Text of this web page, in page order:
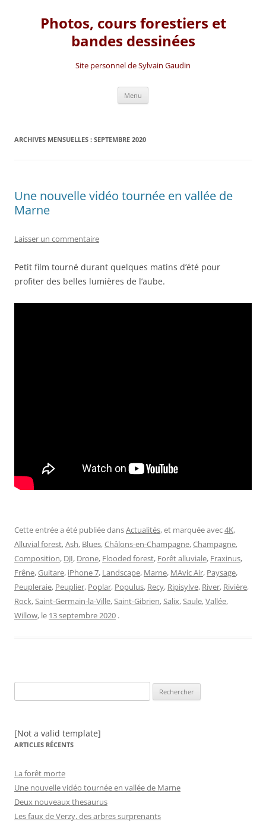
Photos, cours forestiers et
bandes dessinées
Site personnel de Sylvain Gaudin
Menu
ARCHIVES MENSUELLES : SEPTEMBRE 2020
Une nouvelle vidéo tournée en vallée de
Marne
Laisser un commentaire
Petit film tourné durant quelques matins d’été pour
profiter des belles lumières de l’aube.
Cette entrée a été publiée dansActualités, et marquée avec4K,
Alluvial forest,Ash, Blues,Châlons-en-Champagne,Champagne,
Composition, DJI, Drone, Flooded forest, Forêt alluviale, Fraxinus,
Frêne,Guitare, iPhone 7, Landscape, Marne, MAvic Air, Paysage,
Peupleraie, Peuplier, Poplar, Populus, Recy, Ripisylve, River, Rivière,
Rock,Saint-Germain-la-Ville,Saint-Gibrien,Salix,Saule,Vallée,
Willow, le 13 septembre 2020 .
[Not a valid template]
ARTICLES RÉCENTS
La forêt morte
Une nouvelle vidéo tournée en vallée de Marne
Deux nouveaux thesaurus
Les faux de Verzy, des arbres surprenants